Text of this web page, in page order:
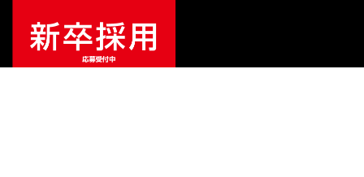
販売価格¥96,800（税込）